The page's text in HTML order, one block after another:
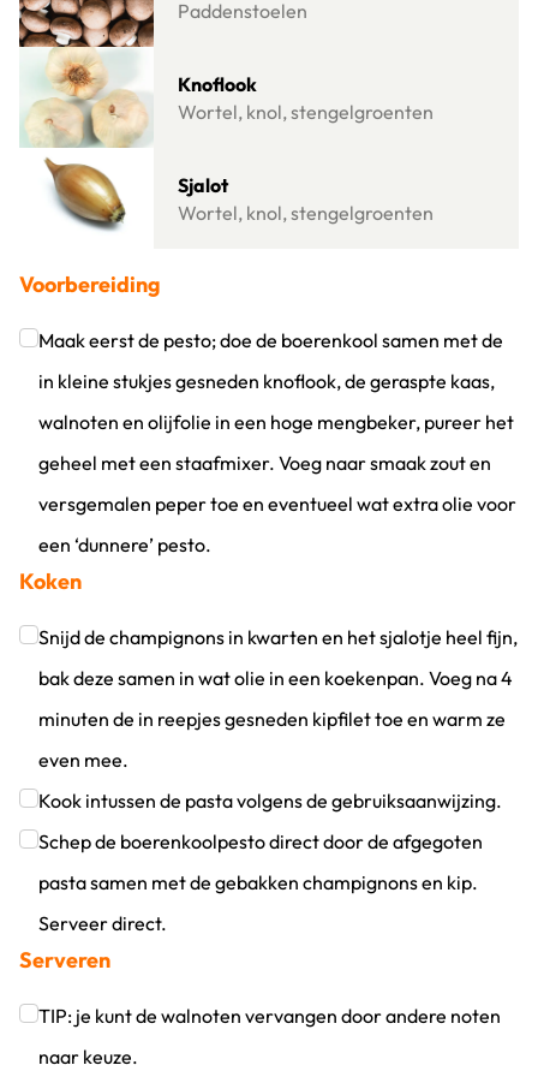
Paddenstoelen
Knoflook
Wortel, knol, stengelgroenten
Lees meer over Knoflook
Sjalot
Wortel, knol, stengelgroenten
Lees meer over Sjalot
Voorbereiding
Maak eerst de pesto; doe de boerenkool samen met de
in kleine stukjes gesneden knoflook, de geraspte kaas,
walnoten en olijfolie in een hoge mengbeker, pureer het
geheel met een staafmixer. Voeg naar smaak zout en
versgemalen peper toe en eventueel wat extra olie voor
een ‘dunnere’ pesto.
Klik om dit selectievakje aan te vinken
Koken
Snijd de champignons in kwarten en het sjalotje heel fijn,
bak deze samen in wat olie in een koekenpan. Voeg na 4
minuten de in reepjes gesneden kipfilet toe en warm ze
even mee.
Klik om dit selectievakje aan te vinken
Kook intussen de pasta volgens de gebruiksaanwijzing.
Klik om dit selectievakje aan te vinken
Schep de boerenkoolpesto direct door de afgegoten
pasta samen met de gebakken champignons en kip.
Serveer direct.
Klik om dit selectievakje aan te vinken
Serveren
TIP: je kunt de walnoten vervangen door andere noten
naar keuze.